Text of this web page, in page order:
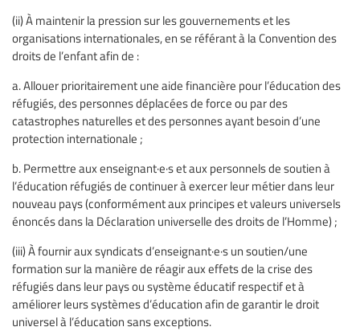
(ii) À maintenir la pression sur les gouvernements et les
organisations internationales, en se référant à la Convention des
droits de l’enfant afin de :
a. Allouer prioritairement une aide financière pour l’éducation des
réfugiés, des personnes déplacées de force ou par des
catastrophes naturelles et des personnes ayant besoin d’une
protection internationale ;
b. Permettre aux enseignant·e·s et aux personnels de soutien à
l’éducation réfugiés de continuer à exercer leur métier dans leur
nouveau pays (conformément aux principes et valeurs universels
énoncés dans la Déclaration universelle des droits de l’Homme) ;
(iii) À fournir aux syndicats d’enseignant·e·s un soutien/une
formation sur la manière de réagir aux effets de la crise des
réfugiés dans leur pays ou système éducatif respectif et à
améliorer leurs systèmes d’éducation afin de garantir le droit
universel à l’éducation sans exceptions.